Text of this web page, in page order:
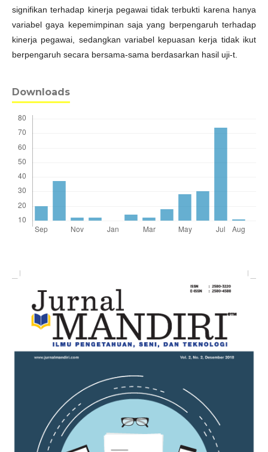
signifikan terhadap kinerja pegawai tidak terbukti karena hanya
variabel gaya kepemimpinan saja yang berpengaruh terhadap
kinerja pegawai, sedangkan variabel kepuasan kerja tidak ikut
berpengaruh secara bersama-sama berdasarkan hasil uji-t.
Downloads